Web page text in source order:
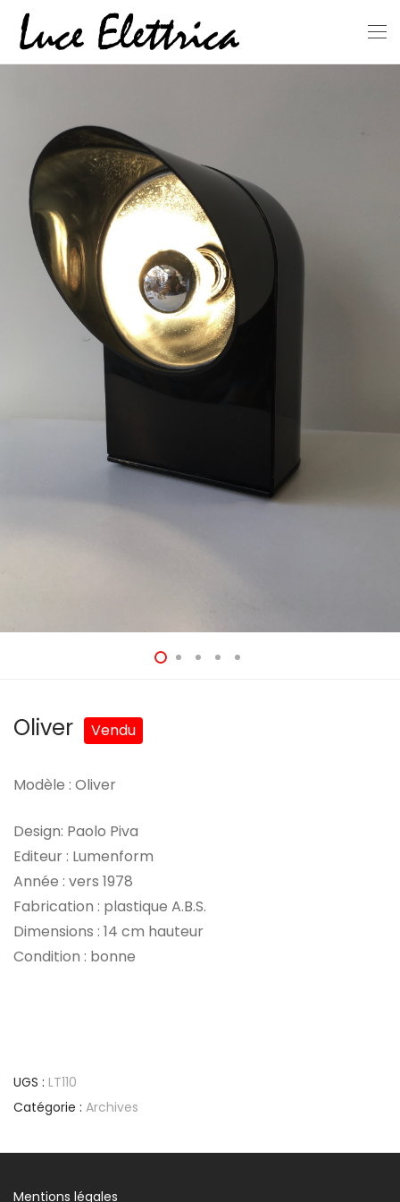
Oliver
Modèle : Oliver
Design: Paolo Piva
Editeur : Lumenform
Année : vers 1978
Fabrication : plastique A.B.S.
Dimensions : 14 cm hauteur
Condition : bonne
UGS : LT110
Catégorie : Archives
Mentions légales